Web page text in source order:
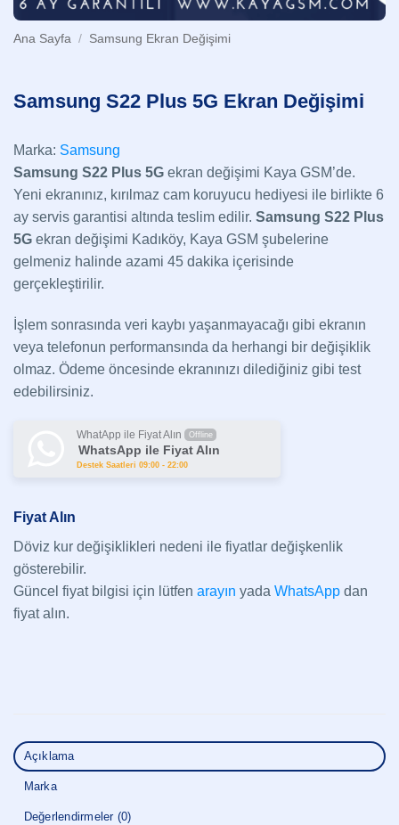
Ana Sayfa / Samsung Ekran Değişimi
Samsung S22 Plus 5G Ekran Değişimi
Marka: Samsung
Samsung S22 Plus 5G ekran değişimi Kaya GSM’de.
Yeni ekranınız, kırılmaz cam koruyucu hediyesi ile birlikte 6
ay servis garantisi altında teslim edilir. Samsung S22 Plus
5G ekran değişimi Kadıköy, Kaya GSM şubelerine
gelmeniz halinde azami 45 dakika içerisinde
gerçekleştirilir.
İşlem sonrasında veri kaybı yaşanmayacağı gibi ekranın
veya telefonun performansında da herhangi bir değişiklik
olmaz. Ödeme öncesinde ekranınızı dilediğiniz gibi test
edebilirsiniz.
WhatApp ile Fiyat Alın Offline
WhatsApp ile Fiyat Alın
Destek Saatleri 09:00 - 22:00
Fiyat Alın
Döviz kur değişiklikleri nedeni ile fiyatlar değişkenlik
gösterebilir.
Güncel fiyat bilgisi için lütfen arayın yada WhatsApp dan
fiyat alın.
Açıklama
Marka
Değerlendirmeler (0)